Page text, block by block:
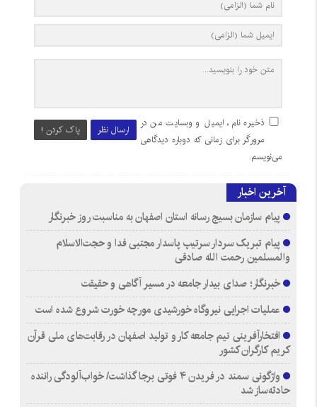
ارسال نظر پاک کردن !
ذخیره نام، ایمیل و وبسایت من در
مرورگر برای زمانی که دوباره دیدگاهی
می‌نویسم.
آخرین اخبار
پیام سازمان بسیج رسانه استان اصفهان به مناسبت روز خبرنگار
پیام تبریک سردار سرتیپ پاسدار مجتبی فدا و حجت‌الاسلام
والمسلمین رحمت الله صادقی
خبرنگار؛ صدای بیدار جامعه در مسیر آگاهی و حقیقت
عملیات اجرایی نیروگاه خورشیدی مورچه خورت شروع شده است
افتخارآفرینی تیم جامعه کار و تولید اصفهان در رقابت‌های ملی قرآن
کریم کارگران کشور
واژگونی سمند در فریدن ۴ فوتی برجا گذاشت/ خواب‌آلودگی راننده
حادثه‌ساز شد